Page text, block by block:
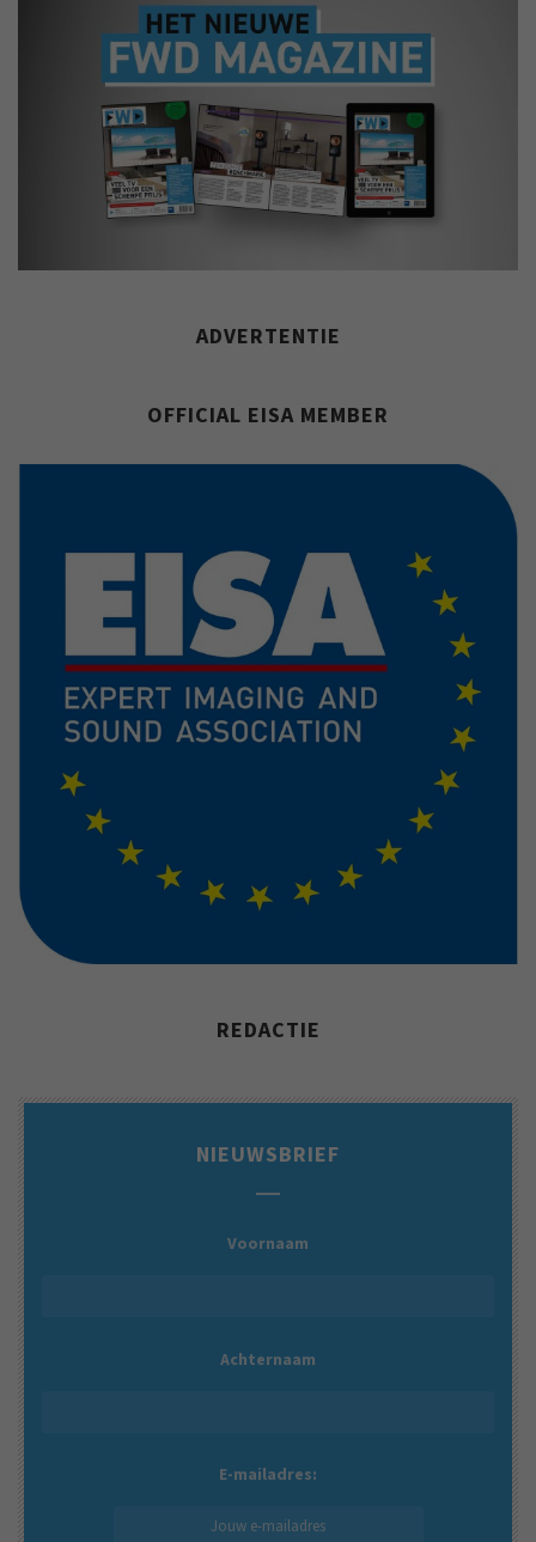
ADVERTENTIE
OFFICIAL EISA MEMBER
REDACTIE
NIEUWSBRIEF
Voornaam
Achternaam
E-mailadres: